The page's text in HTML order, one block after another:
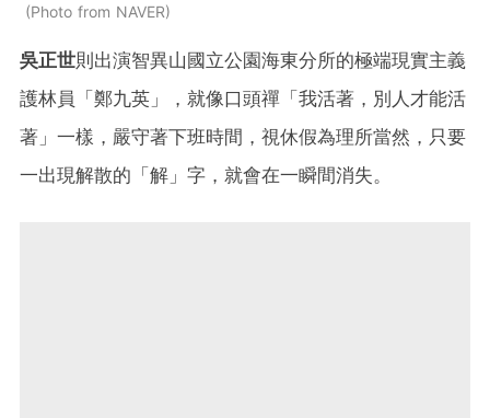
Photo from NAVER
吳正世則出演智異山國立公園海東分所的極端現實主義
護林員「鄭九英」，就像口頭禪「我活著，別人才能活
著」一樣，嚴守著下班時間，視休假為理所當然，只要
一出現解散的「解」字，就會在一瞬間消失。